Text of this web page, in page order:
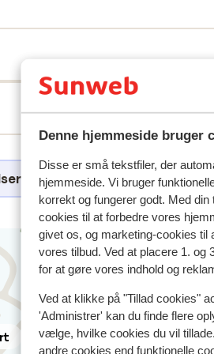
Denne hjemmeside bruger
Disse er små tekstfiler, der
hjemmeside. Vi bruger
korrekt og fungerer godt. Med
cookies til at forbedre vores
givet os, og marketing-cookies
vores tilbud. Ved at placere 1.
for at gøre vores indhold og
Ved at klikke på "Tillad cookies"
'Administrer' kan du finde flere
vælge, hvilke cookies du vil
andre cookies end funktionelle
for dette overnatningssted i
I
Afstand
skibus